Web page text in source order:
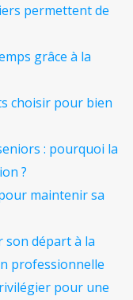
permettent de
grâce à la
choisir pour bien
: pourquoi la
?
maintenir sa
son départ à la
professionnelle
pour une